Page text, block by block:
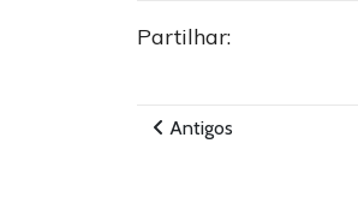
Partilhar:
Antigos